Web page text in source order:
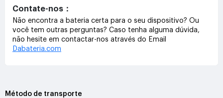
Contate-nos：
Não encontra a bateria certa para o seu dispositivo? Ou
você tem outras perguntas? Caso tenha alguma dúvida,
não hesite em contactar-nos através do Email
Dabateria.com
Método de transporte